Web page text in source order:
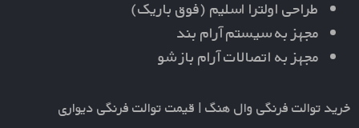
طراحی اولترا اسلیم (فوق باریک)
مجهز به سیستم آرام بند
مجهز به اتصالات آرام باز شو
خرید توالت فرنگی وال هنگ | قیمت توالت فرنگی دیواری